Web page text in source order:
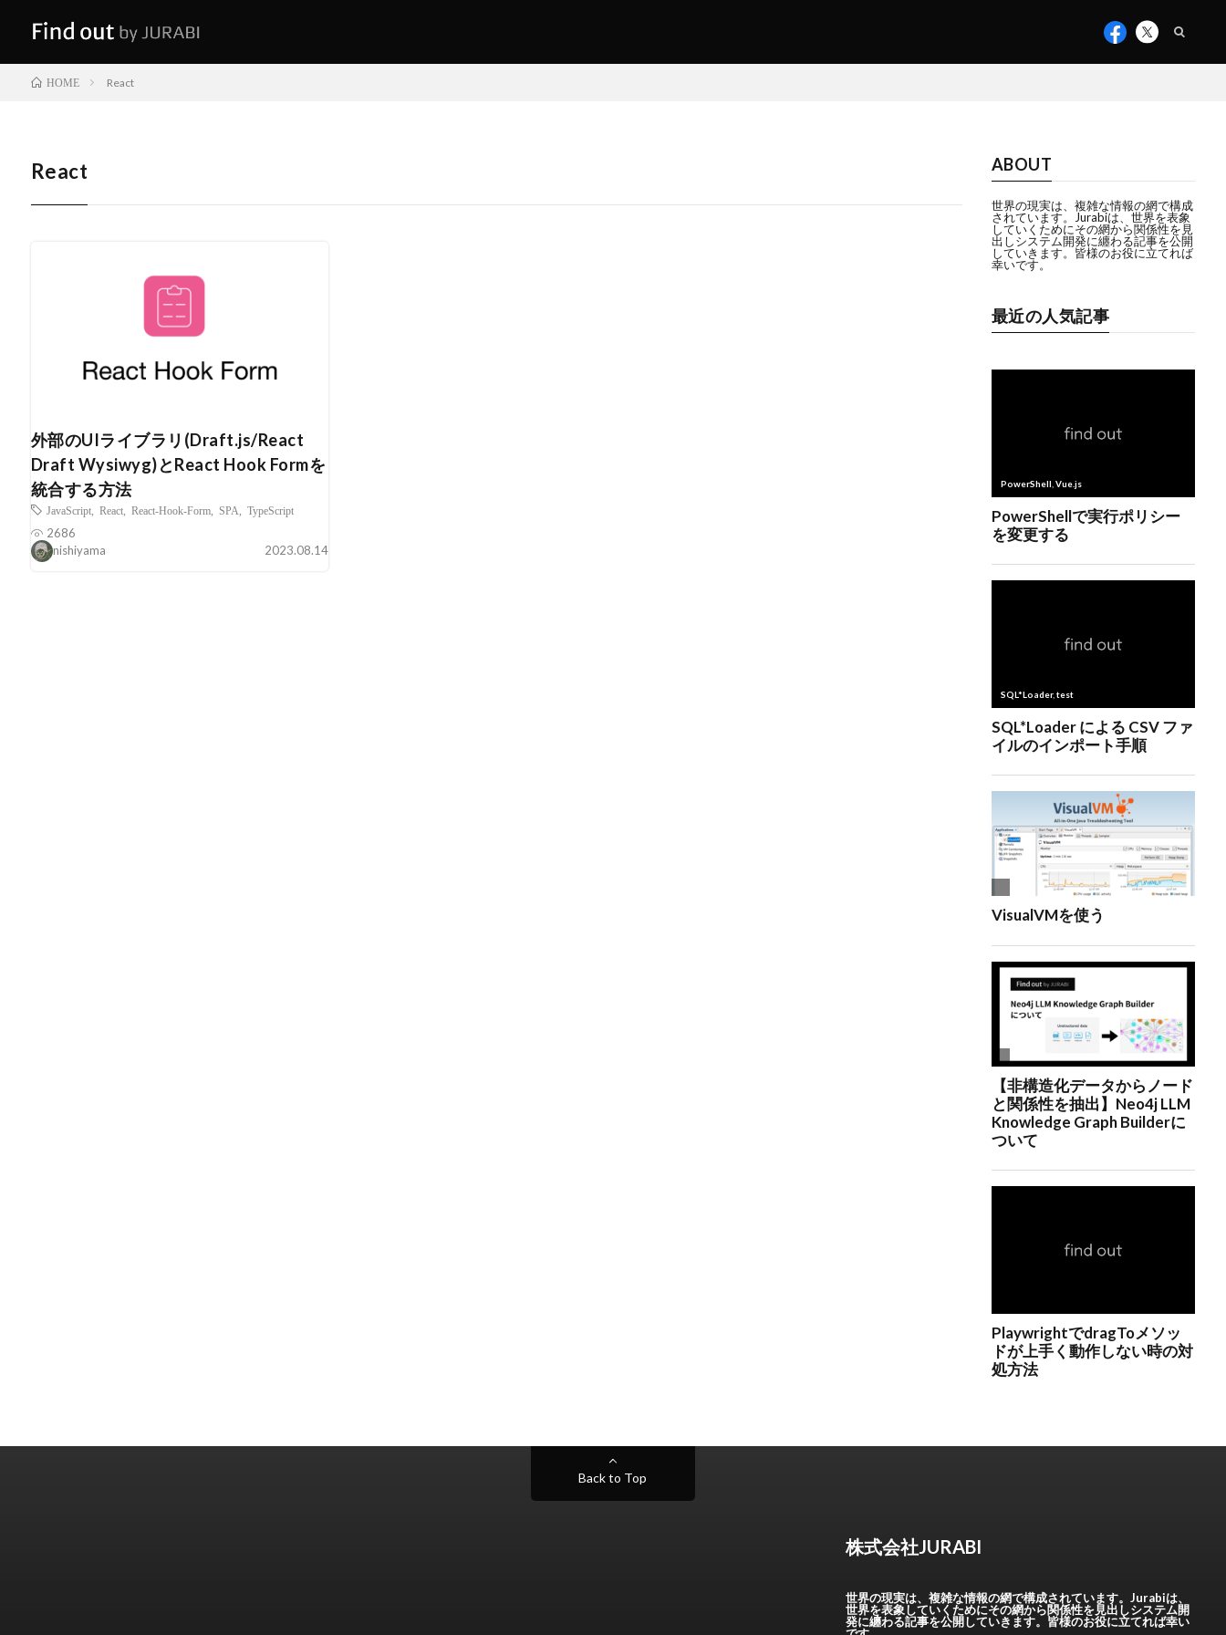
HOME React
React
外部のUIライブラリ(Draft.js/React
Draft Wysiwyg)とReact Hook Formを
統合する方法
JavaScript, React, React-Hook-Form, SPA TypeScript
2686
nishiyama
2023.08.14
ABOUT
世界の現実は、複雑な情報の網で構成
されています。Jurabiは、世界を表象
していくためにその網から関係性を見
出しシステム開発に纏わる記事を公開
していきます。皆様のお役に立てれば
幸いです。
最近の人気記事
Back to Top
株式会社JURABI
世界の現実は、複雑な情報の網で構成されています。Jurabiは、
世界を表象していくためにその網から関係性を見出しシステム開
発に纏わる記事を公開していきます。皆様のお役に立てれば幸い